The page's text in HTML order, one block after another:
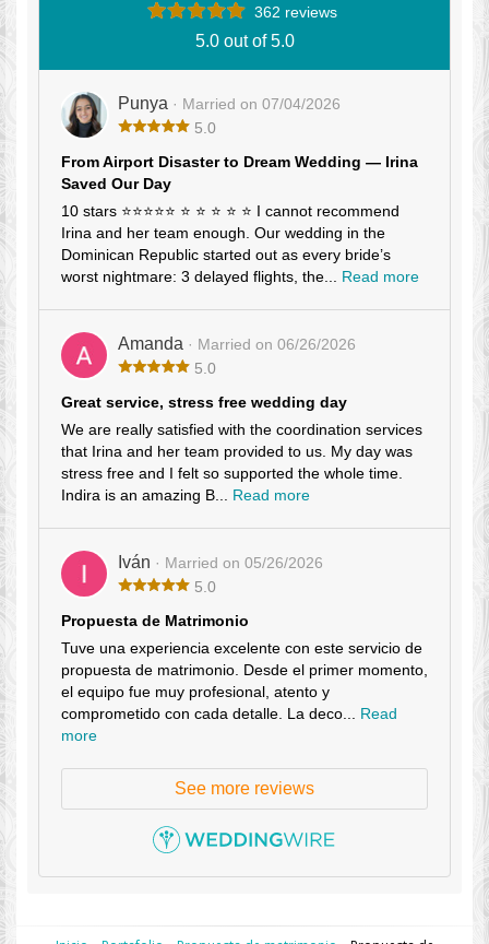
362 reviews
5.0 out of 5.0
Punya · Married on 07/04/2026
5.0
From Airport Disaster to Dream Wedding — Irina
Saved Our Day
10 stars ⭐⭐⭐⭐⭐ ⭐ ⭐ ⭐ ⭐ ⭐ I cannot recommend
Irina and her team enough. Our wedding in the
Dominican Republic started out as every bride’s
worst nightmare: 3 delayed flights, the... Read more
Amanda · Married on 06/26/2026
5.0
Great service, stress free wedding day
We are really satisfied with the coordination services
that Irina and her team provided to us. My day was
stress free and I felt so supported the whole time.
Indira is an amazing B... Read more
Iván · Married on 05/26/2026
5.0
Propuesta de Matrimonio
Tuve una experiencia excelente con este servicio de
propuesta de matrimonio. Desde el primer momento,
el equipo fue muy profesional, atento y
comprometido con cada detalle. La deco... Read
more
See more reviews